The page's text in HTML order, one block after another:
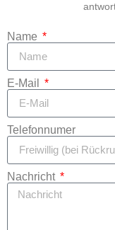
Name
E-Mail
Telefonnumer
Nachricht